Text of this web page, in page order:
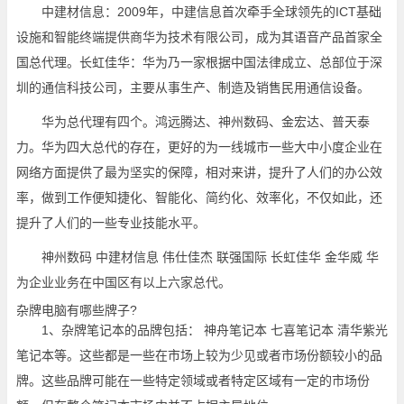
中建材信息：2009年，中建信息首次牵手全球领先的ICT基础
设施和智能终端提供商华为技术有限公司，成为其语音产品首家全
国总代理。长虹佳华：华为乃一家根据中国法律成立、总部位于深
圳的通信科技公司，主要从事生产、制造及销售民用通信设备。
华为总代理有四个。鸿远腾达、神州数码、金宏达、普天泰
力。华为四大总代的存在，更好的为一线城市一些大中小度企业在
网络方面提供了最为坚实的保障，相对来讲，提升了人们的办公效
率，做到工作便知捷化、智能化、简约化、效率化，不仅如此，还
提升了人们的一些专业技能水平。
神州数码 中建材信息 伟仕佳杰 联强国际 长虹佳华 金华威 华
为企业业务在中国区有以上六家总代。
杂牌电脑有哪些牌子?
1、杂牌笔记本的品牌包括： 神舟笔记本 七喜笔记本 清华紫光
笔记本等。这些都是一些在市场上较为少见或者市场份额较小的品
牌。这些品牌可能在一些特定领域或者特定区域有一定的市场份